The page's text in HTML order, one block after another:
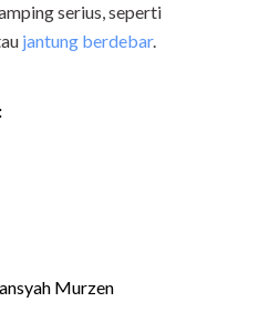
serius, seperti
jantung berdebar.